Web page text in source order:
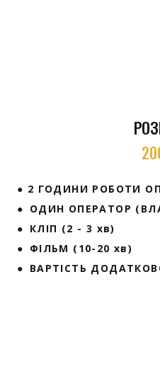
● 2 ГОДИНИ РОБОТИ
● ОДИН ОПЕРАТОР
● КЛІП (2 - 3 хв)
● ФІЛЬМ (10-20 хв)
● ВАРТІСТЬ